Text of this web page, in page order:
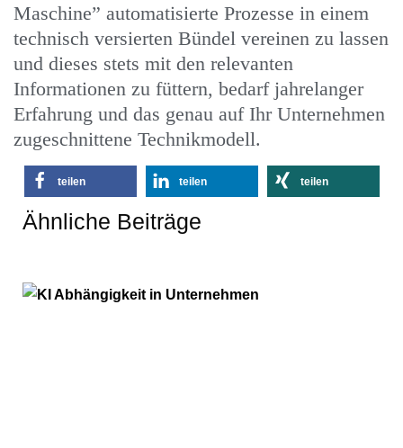
Maschine” automatisierte Prozesse in einem
technisch versierten Bündel vereinen zu lassen
und dieses stets mit den relevanten
Informationen zu füttern, bedarf jahrelanger
Erfahrung und das genau auf Ihr Unternehmen
zugeschnittene Technikmodell.
teilen teilen teilen
Ähnliche Beiträge